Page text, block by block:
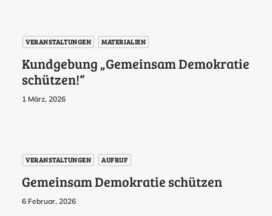
VERANSTALTUNGEN MATERIALIEN
Kundgebung „Gemeinsam Demokratie
schützen!“
1 März, 2026
VERANSTALTUNGEN AUFRUF
Gemeinsam Demokratie schützen
6 Februar, 2026